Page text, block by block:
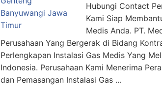
Hubungi Contact
Kami Siap
Medis Anda. PT.
Perusahaan Yang Bergerak di Bidang
Perlengkapan Instalasi Gas Medis Yang
Indonesia. Perusahaan Kami Menerima
dan Pemasangan Instalasi Gas …